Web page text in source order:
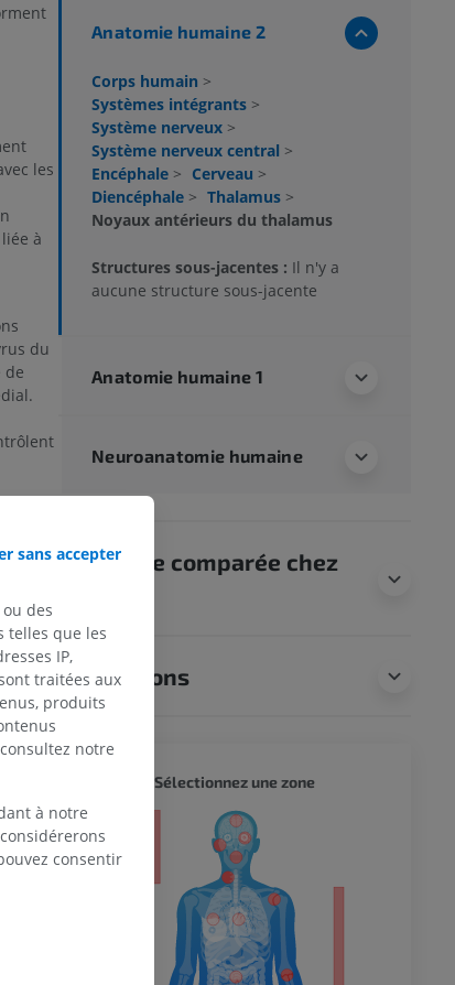
les
à
du
de
its
and
Anatomie humaine 2
Corps humain >
Systèmes intégrants >
Système nerveux >
Système nerveux central >
Encéphale > Cerveau >
Diencéphale > Thalamus >
Noyaux antérieurs du thalamus
Structures sous-jacentes : Il n'y a
aucune structure sous-jacente
Anatomie humaine 1
Neuroanatomie humaine
Anatomie comparée chez
Traductions
Sélectionnez une zone
sans accepter
des
telles que les
IP,
traitées aux
produits
notre
à notre
consentir